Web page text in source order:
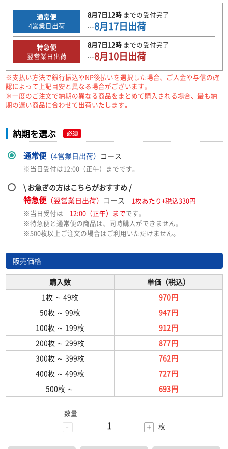
通常便
4営業日出荷
8月7日12時までの受付完了
…8月17日出荷
特急便
翌営業日出荷
8月7日12時までの受付完了
…8月10日出荷
※支払い方法で銀行振込やNP後払いを選択した場合、ご入金や与信の確
認によって上記目安と異なる場合がございます。
※一度のご注文で納期の異なる商品をまとめて購入される場合、最も納
期の遅い商品に合わせて出荷いたします。
納期を選ぶ 必須
通常便（4営業日出荷） コース
※当日受付は12:00（正午）までです。
\ お急ぎの方はこちらがおすすめ /
特急便（翌営業日出荷） コース
1枚あたり+税込330円
※当日受付は 12:00（正午）までです。
※特急便と通常便の商品は、同時購入ができません。
※500枚以上ご注文の場合はご利用いただけません。
販売価格
購入数
単価（税込）
1枚 ～ 49枚
970円
50枚 ～ 99枚
947円
100枚 ～ 199枚
912円
200枚 ～ 299枚
877円
300枚 ～ 399枚
762円
400枚 ～ 499枚
727円
500枚 ～ 693円
-
数量
+ 枚